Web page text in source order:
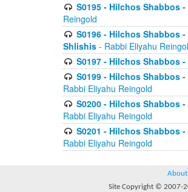
S0195 - Hilchos Shabbos
Reingold
S0196 - Hilchos Shabbos
Shlishis - Rabbi Eliyahu
S0197 - Hilchos Shabbos
S0199 - Hilchos Shabbos
Rabbi Eliyahu Reingold
S0200 - Hilchos Shabbos
Rabbi Eliyahu Reingold
S0201 - Hilchos Shabbos
Rabbi Eliyahu Reingold
About
Site Copyright © 2007-